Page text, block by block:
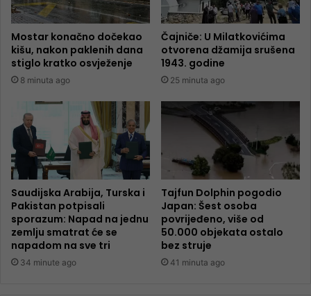
Mostar konačno dočekao
kišu, nakon paklenih dana
stiglo kratko osvježenje
8 minuta ago
Čajniče: U Milatkovićima
otvorena džamija srušena
1943. godine
25 minuta ago
Saudijska Arabija, Turska i
Pakistan potpisali
sporazum: Napad na jednu
zemlju smatrat će se
napadom na sve tri
34 minute ago
Tajfun Dolphin pogodio
Japan: Šest osoba
povrijeđeno, više od
50.000 objekata ostalo
bez struje
41 minuta ago